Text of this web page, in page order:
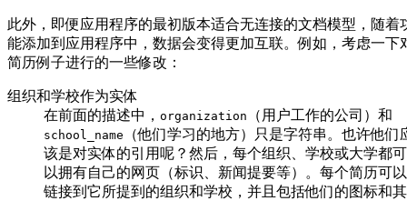
此外，即便应用程序的最初版本适合无连接的文档模型，随着
能添加到应用程序中，数据会变得更加互联。例如，考虑一下
简历例子进行的一些修改：
组织和学校作为实体
在前面的描述中， organization （用户工作的公司）和
school_name
（他们学习的地方）只是字符串。也许他们
该是对实体的引用呢？然后，每个组织、学校或大学都可
以拥有自己的网页（标识、新闻提要等）。每个简历可以
链接到它所提到的组织和学校，并且包括他们的图标和其